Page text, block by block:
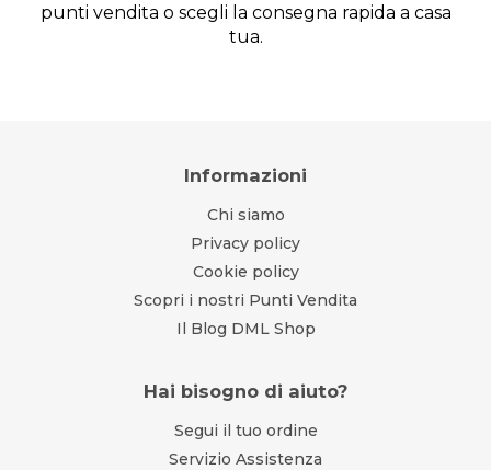
punti vendita o scegli la consegna rapida a casa
tua.
Informazioni
Chi siamo
Privacy policy
Cookie policy
Scopri i nostri Punti Vendita
Il Blog DML Shop
Hai bisogno di aiuto?
Segui il tuo ordine
Servizio Assistenza